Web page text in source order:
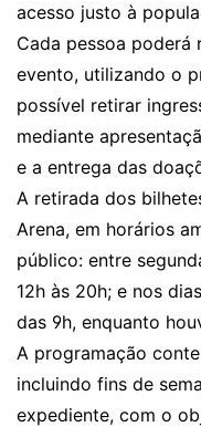
acesso justo à
Cada pessoa
evento, utilizando o
possível retirar
mediante
e a entrega das
A retirada dos
Arena, em horários
público: entre
12h às 20h; e nos
das 9h, enquanto
A programação
incluindo fins de
expediente, com o